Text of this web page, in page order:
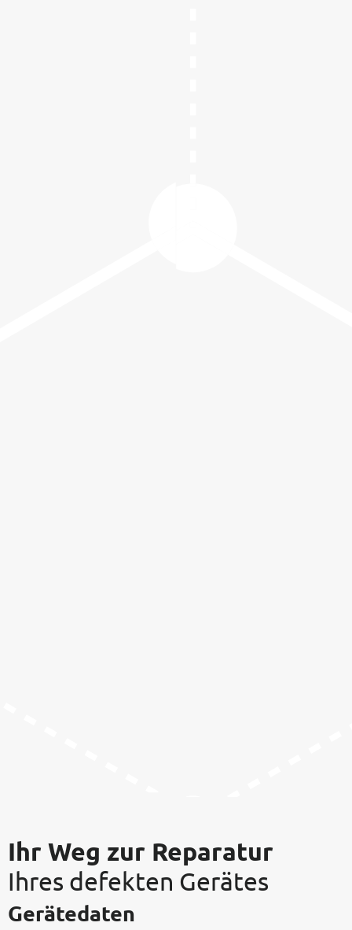
Ihr Weg zur Reparatur
Ihres defekten Gerätes
Gerätedaten